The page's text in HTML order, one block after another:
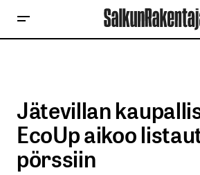
Jätevillan
EcoUp aikoo
pörssiin